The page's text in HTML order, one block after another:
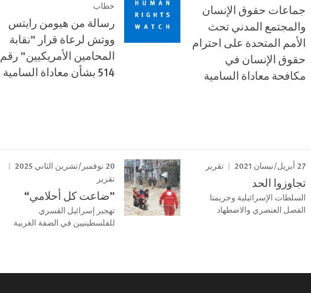
جماعات حقوق الإنسان
والمجتمع المدني تحث
الأمم المتحدة على احترام
حقوق الإنسان في
مكافحة معاداة السامية
خطاب
رسالة من هيومن رايتس
ووتش لرعاة قرار "نقابة
المحامين الأمريكيين" رقم
514 بشأن معاداة السامية
27 أبريل/نيسان 2021 تقرير
تجاوزوا الحد
السلطات الإسرائيلية وجريمتا
الفصل العنصري والاضطهاد
20 نوفمبر/تشرين الثاني 2025
تقرير
”ضاعت كل أحلامي“
تهجير إسرائيل القسري
للفلسطينيين في الضفة الغربية